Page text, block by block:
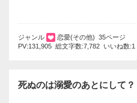
ジャンル
恋愛(その他) 35ページ
PV:131,905 総文字数:7,782 いいね数:1
死ぬのは溺愛のあとにして？